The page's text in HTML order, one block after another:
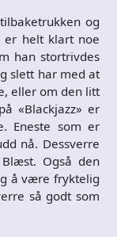
og
er helt klart noe
han stortrivdes
slett har med at
eller om den litt
«Blackjazz» er
Eneste som er
nå. Dessverre
Også den
å være fryktelig
så godt som